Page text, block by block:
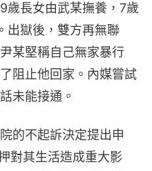
歲長女由武某撫養，7歲
出獄後，雙方再無聯
某堅稱自己無家暴行
阻止他回家。內媒嘗試
未能接通。
的不起訴決定提出申
對其生活造成重大影